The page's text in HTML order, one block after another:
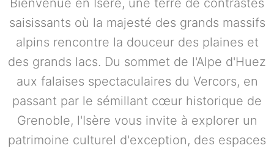
Bienvenue en Isère, une terre de contrastes
saisissants où la majesté des grands massifs
alpins rencontre la douceur des plaines et
des grands lacs. Du sommet de l'Alpe d'Huez
aux falaises spectaculaires du Vercors, en
passant par le sémillant cœur historique de
Grenoble, l'Isère vous invite à explorer un
patrimoine culturel d'exception, des espaces